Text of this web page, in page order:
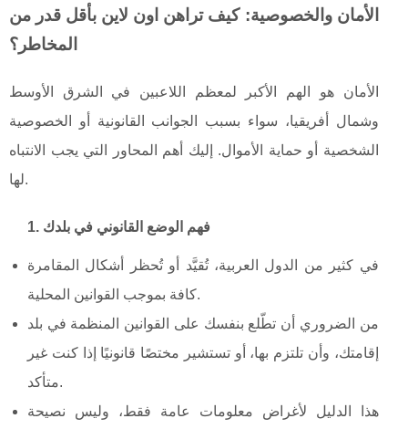
الأمان والخصوصية: كيف تراهن اون لاين بأقل قدر من
المخاطر؟
الأمان هو الهم الأكبر لمعظم اللاعبين في الشرق الأوسط
وشمال أفريقيا، سواء بسبب الجوانب القانونية أو الخصوصية
الشخصية أو حماية الأموال. إليك أهم المحاور التي يجب الانتباه
لها.
1. فهم الوضع القانوني في بلدك
في كثير من الدول العربية، تُقيَّد أو تُحظر أشكال المقامرة
كافة بموجب القوانين المحلية.
من الضروري أن تطّلع بنفسك على القوانين المنظمة في بلد
إقامتك، وأن تلتزم بها، أو تستشير مختصًا قانونيًا إذا كنت غير
متأكد.
هذا الدليل لأغراض معلومات عامة فقط، وليس نصيحة